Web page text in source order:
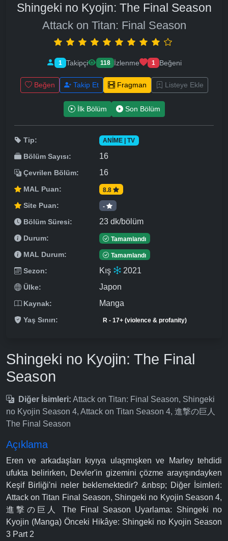
Shingeki no Kyojin: The Final Season
Attack on Titan: Final Season
1 Takipçi 118 İzlenme 1 Beğeni
Beğen Takip Et Fragman Listeye Ekle
İlk Bölüm Son Bölüm
Tip: ANIME | TV
Bölüm Sayısı: 16
Çevrilen Bölüm: 16
MAL Puan: 8.8
Site Puan: -
Bölüm Süresi: 23 dk/bölüm
Durum: Tamamlandı
MAL Durum: Tamamlandı
Sezon: Kış 2021
Ülke: Japon
Kaynak: Manga
Yaş Sınırı: R - 17+ (violence & profanity)
Shingeki no Kyojin: The Final
Season
Diğer İsimleri: Attack on Titan: Final Season, Shingeki
no Kyojin Season 4, Attack on Titan Season 4, 進撃の巨人
The Final Season
Açıklama
Eren ve arkadaşları kıyıya ulaşmışken ve Marley tehdidi
ufukta belirirken, Devler'in gizemini çözme arayışındayken
Keşif Birliği'ni neler beklemektedir? &nbsp; Diğer İsimleri:
Attack on Titan Final Season, Shingeki no Kyojin Season 4,
進撃の巨人 The Final Season Uyarlama: Shingeki no
Kyojin (Manga) Önceki Hikâye: Shingeki no Kyojin Season
3 Part 2